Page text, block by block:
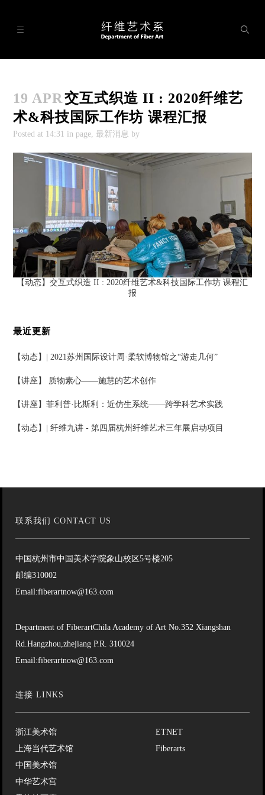
 
科系设置 
研究所
工作室 

学术交流 
理论研究 
19 APR 交互式织造 II : 2020纤维艺
术&科技国际⼯作坊 课程汇报
Posted at 14:31 in page, 最新消息 by
【动态】交互式织造 II : 2020纤维艺术&科技国际⼯作坊 课程汇
报
最近更新
【动态】| 2021苏州国际设计周·柔软博物馆之“游走几何”
【讲座】 质物素心——施慧的艺术创作
【讲座】菲利普·比斯利：近仿生系统——跨学科艺术实践
【动态】| 纤维九讲 - 第四届杭州纤维艺术三年展启动项目
联系我们 CONTACT US
中国杭州市中国美术学院象山校区5号楼205
邮编310002
Email:fiberartnow@163.com
Department of FiberartChila Academy of Art No.352 Xiangshan
Rd.Hangzhou,zhejiang P.R. 310024
Email:fiberartnow@163.com
连接 LINKS
浙江美术馆
上海当代艺术馆
中国美术馆
中华艺术宫
ETNET
Fiberarts